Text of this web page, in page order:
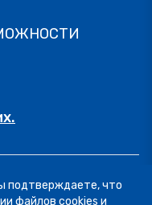
соглашение
подтверждаете, что
файлов cookies и